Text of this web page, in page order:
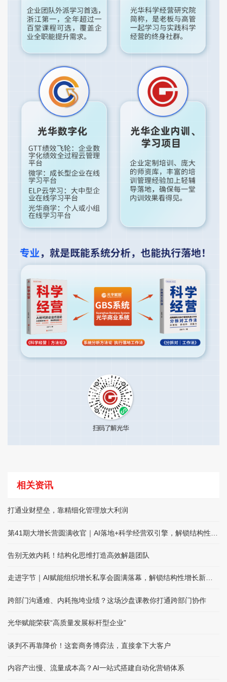
相关资讯
打通业财壁垒，靠精细化管理放大利润
告别无效内耗！结构化思维打造高效解题团队
走进字节｜AI赋能组织增长私享会圆满落幕，解锁结构性增长新路径
跨部门沟通难、内耗拖垮业绩？这场沙盘课教你打通跨部门协作
光华赋能荣获“高质量发展标杆型企业”
谈判不再靠降价！这套商务博弈法，直接拿下大客户
内容产出慢、流量成本高？AI一站式搭建自动化营销体系